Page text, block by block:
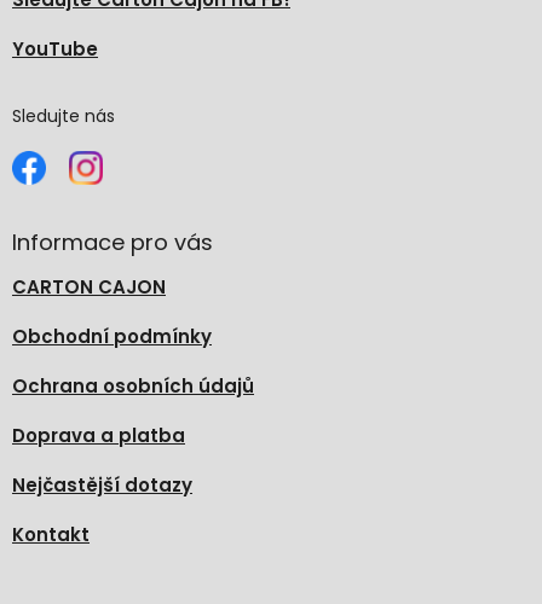
YouTube
Sledujte nás
Informace pro vás
CARTON CAJON
Obchodní podmínky
Ochrana osobních údajů
Doprava a platba
Nejčastější dotazy
Kontakt